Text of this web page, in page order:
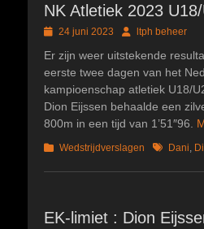
NK Atletiek 2023
Geplaatst
24 juni 2023 Authorltph beheer
Er zijn weer uitstekende
eerste twee dagen van het
kampioenschap atletiek U18/
Dion Eijssen behaalde een
800m in een tijd van 1’51″96.
Categorieën
Wedstrijdverslagen TagsDani
EK-limiet : Dion